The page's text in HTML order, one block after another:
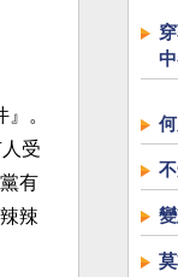
。
受
有
辣
中